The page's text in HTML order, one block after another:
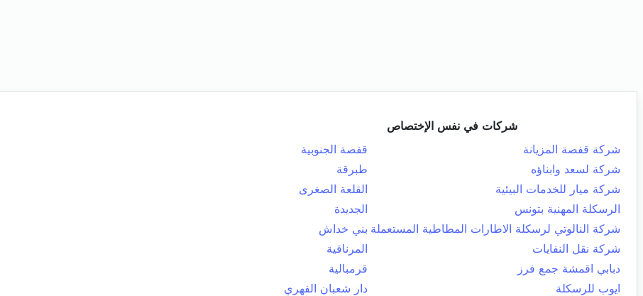
شركات في نفس الإختصاص
شركة قفصة المزيانة
قفصة الجنوبية
شركة لسعد وابناؤه
طبرقة
شركة ميار للخدمات البيئية
القلعة الصغرى
الرسكلة المهنية بتونس
الجديدة
شركة النالوتي لرسكلة الاطارات المطاطية المستعملة بني خداش
شركة نقل النفايات
المرناقية
دبابي اقمشة جمع فرز
قرمبالية
ايوب للرسكلة
دار شعبان الفهري